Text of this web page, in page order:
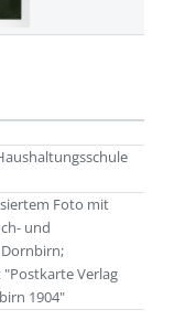
Foto mit
und
Verlag
1904"